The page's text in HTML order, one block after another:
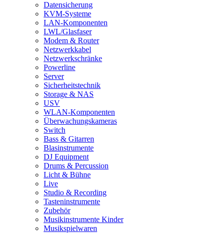
Datensicherung
KVM-Systeme
LAN-Komponenten
LWL/Glasfaser
Modem & Router
Netzwerkkabel
Netzwerkschränke
Powerline
Server
Sicherheitstechnik
Storage & NAS
USV
WLAN-Komponenten
Überwachungskameras
Switch
Bass & Gitarren
Blasinstrumente
DJ Equipment
Drums & Percussion
Licht & Bühne
Live
Studio & Recording
Tasteninstrumente
Zubehör
Musikinstrumente Kinder
Musikspielwaren